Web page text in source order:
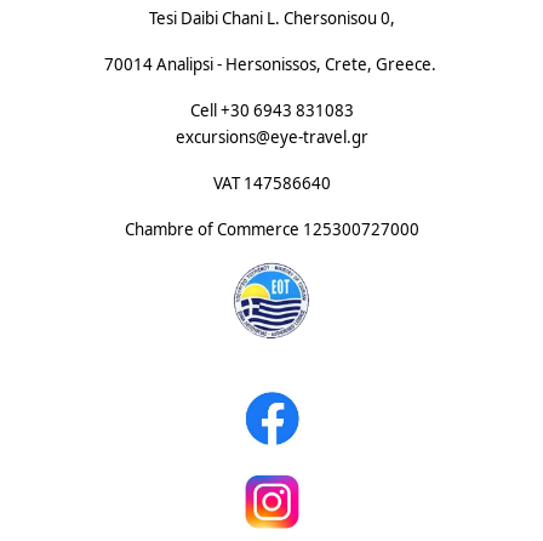
Tesi Daibi Chani L. Chersonisou 0,
70014 Analipsi - Hersonissos, Crete, Greece.
Cell +30 6943 831083
excursions@eye-travel.gr
VAT 147586640
Chambre of Commerce 125300727000